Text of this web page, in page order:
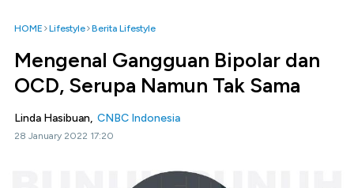
HOME Lifestyle Berita Lifestyle
Mengenal Gangguan Bipolar dan
OCD, Serupa Namun Tak Sama
Linda Hasibuan, CNBC Indonesia
28 January 2022 17:20